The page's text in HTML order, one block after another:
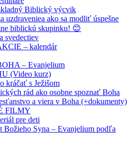
Biblický výcvik
uzdraveniea ako sa modliť úspešne
biblickú skupinku! 😊
svedectiev
– kalendár
– Evanjelium
(Video kurz)
kráčať s Ježišom
rád ako osobne spoznať Boha
a viera v Boha (+dokumenty)
FILMY
pre deti
Syna – Evanjelium podľa